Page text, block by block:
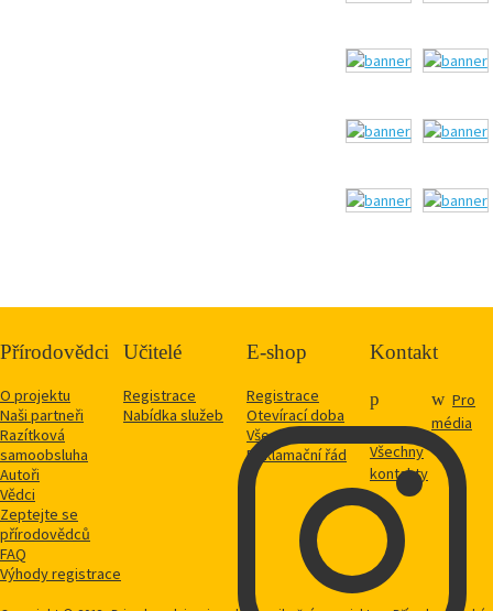
Přírodovědci
O projektu
Naši partneři
Razítková
samoobsluha
Autoři
Vědci
Zeptejte se
přírodovědců
FAQ
Výhody registrace
Učitelé
Registrace
Nabídka služeb
E-shop
Registrace
Otevírací doba
Vše o nákupu
Reklamační řád
Kontakt
Všechny
kontakty
Pro
média